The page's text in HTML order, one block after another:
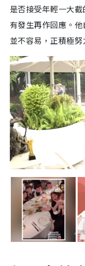
是否接受年輕一大
有發生再作回應。
並不容易，正積極努